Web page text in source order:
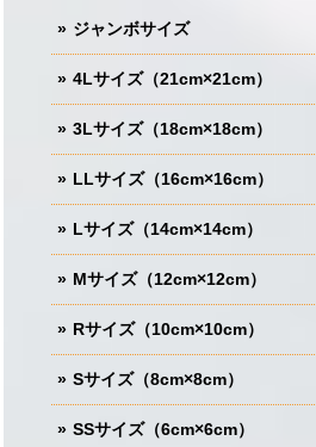
ジャンボサイズ
4Lサイズ（21cm×21cm）
3Lサイズ（18cm×18cm）
LLサイズ（16cm×16cm）
Lサイズ（14cm×14cm）
Mサイズ（12cm×12cm）
Rサイズ（10cm×10cm）
Sサイズ（8cm×8cm）
SSサイズ（6cm×6cm）